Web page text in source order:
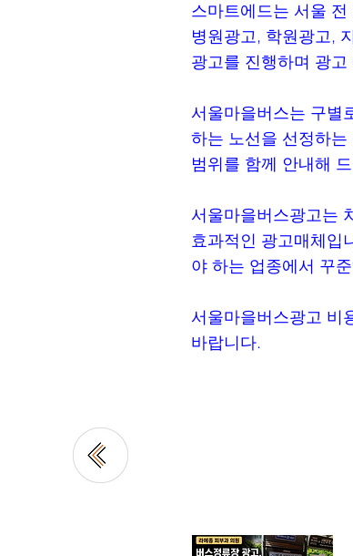
스마트에드는 서울
병원광고, 학원광고,
광고를 진행하며 광
서울마을버스는 구별
하는 노선을 선정하
범위를 함께 안내해
서울마을버스광고는
효과적인 광고매체입
야 하는 업종에서 꾸
서울마을버스광고 비
바랍니다.